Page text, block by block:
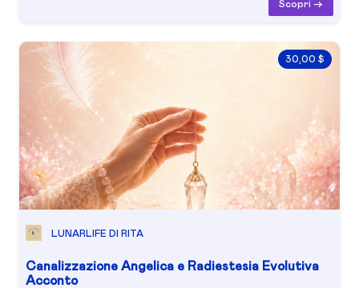
Scopri ->
30,00 $
LUNARLIFE DI RITA
Canalizzazione Angelica e Radiestesia Evolutiva
Acconto